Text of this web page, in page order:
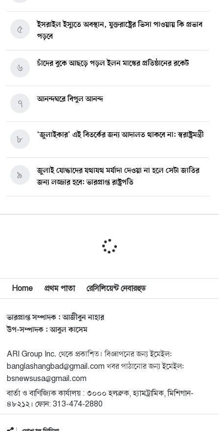
ইসরাইল ইস্যুতে অবস্থান, যুক্তরাষ্ট্রের ভিসা পাওয়ায় কি প্রভাব
পড়বে
৫
চাঁদের বুকে আছড়ে পড়ল ইলন মাস্কের প্রতিষ্ঠানের রকেট
৬
আনন্দঘরে বিপুল আনন্দ
৭
‘জুলাইকার’ এই বিতর্কের জন্য আদালত থাকবে না: স্বরাষ্ট্রমন্ত্রী
৮
জুলাই যোদ্ধাদের যথাযথ মর্যাদা দেওয়া না হলে সেটা জাতির
জন্য লজ্জার হবে: ভারপ্রাপ্ত রাষ্ট্রপতি
৯
১০
মিশিগানে দক্ষিণ সুরমা ওয়েলফেয়ার অ্যাসোসিয়েশনের
বিশ্বজুড়ে কূটনৈতিক পুনর্বিন্যাস, ৫ অঞ্চলে মিশন বন্ধ করছে
যুক্তরাষ্ট্র
১২
মিশিগানে ফ্রেন্ডস এন্ড ফ্যামিলির বনভোজনে প্রাণের উচ্ছ্বাস
১৩
মিশিগানে ডেমোক্র্যাটদের প্রাইমারিতে আল-সাইয়েদকে হারাতে
কেন এত মরিয়া ইসারায়েলি লবি এআইপ্যাক
১৪
মুনা দাওয়াহ কনফারেন্স ২০২৬ সম্পর্কে প্রেস ব্রিফিং
১৫
Home প্রথম পাতা রেসিলিয়েন্ট নেবারহুড
ভারপ্রাপ্ত সম্পাদক : আজীবুন নাহার
উপ-সম্পাদক : আবুল কাসেম
ARI Group Inc. থেকে প্রকাশিত। বিজ্ঞাপনের জন্য ইমেইল:
banglashangbad@gmail.com খবর পাঠানোর জন্য ইমেইল:
bsnewsusa@gmail.com
বার্তা ও বাণিজ্যিক কার্যালয় : ৩০০০ হলব্রুক, হ্যামট্রামিক, মিশিগান-
৪৮২১২। ফোন: 313-474-2880